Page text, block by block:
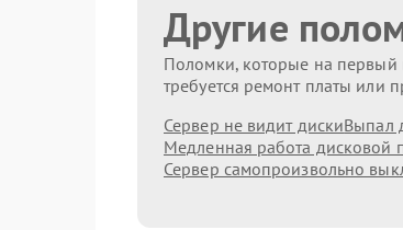
Другие
Поломки, которые на первый
требуется ремонт платы или
Сервер не видит дискиВыпал
Медленная работа дисковой
Сервер самопроизвольно